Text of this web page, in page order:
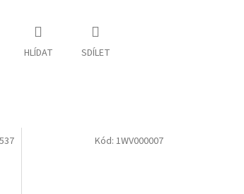
HLÍDAT SDÍLET
Kód: 1WV000007